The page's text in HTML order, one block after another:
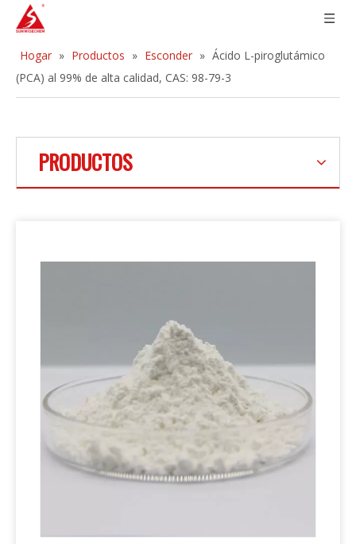
Hogar » Productos » Esconder » Ácido L-piroglutámico
(PCA) al 99% de alta calidad, CAS: 98-79-3
PRODUCTOS